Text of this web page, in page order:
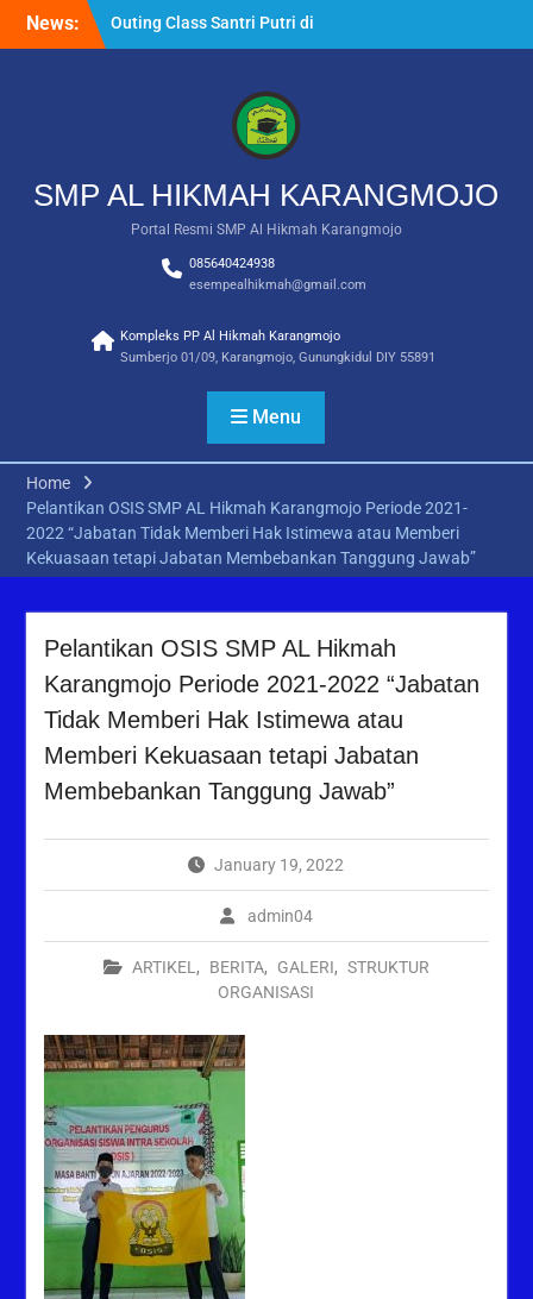
News:
Water Byur Ponjong
Membentuk Hafidz Muda:
INFORMASI UMUM –
PENDAFTARAN SANTRI
BARU 2026/2027
SMP AL HIKMAH KARANGMOJO
Portal Resmi SMP Al Hikmah Karangmojo
085640424938
esempealhikmah@gmail.com
Kompleks PP Al Hikmah Karangmojo
Sumberjo 01/09, Karangmojo, Gunungkidul DIY 55891
Menu
Home
Pelantikan OSIS SMP AL Hikmah Karangmojo Periode 2021-
2022 “Jabatan Tidak Memberi Hak Istimewa atau Memberi
Kekuasaan tetapi Jabatan Membebankan Tanggung Jawab”
Pelantikan OSIS SMP AL Hikmah
Karangmojo Periode 2021-2022 “Jabatan
Tidak Memberi Hak Istimewa atau
Memberi Kekuasaan tetapi Jabatan
Membebankan Tanggung Jawab”
January 19, 2022
admin04
ARTIKEL , BERITA, GALERI, STRUKTUR
ORGANISASI